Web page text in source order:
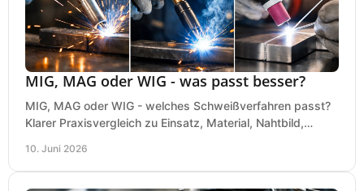
MIG, MAG oder WIG - was passt besser?
MIG, MAG oder WIG - welches Schweißverfahren passt?
Klarer Praxisvergleich zu Einsatz, Material, Nahtbild,
10. Juni 2026